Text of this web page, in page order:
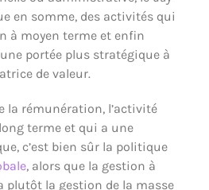
en somme, des activités qui
à moyen terme et enfin
portée plus stratégique à
de valeur.
la rémunération, l’activité
terme et qui a une
c’est bien sûr la politique
, alors que la gestion à
plutôt la gestion de la masse